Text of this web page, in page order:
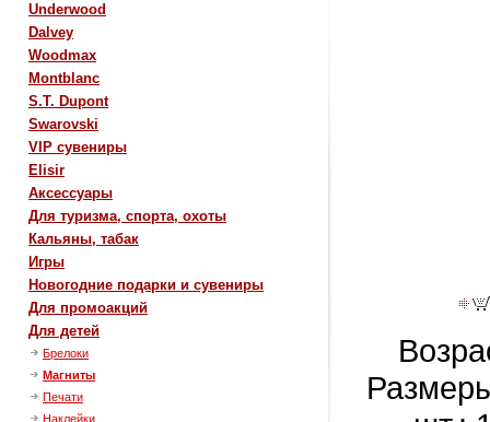
Underwood
Dalvey
Woodmax
Montblanc
S.T. Dupont
Swarovski
VIP сувениры
Elisir
Аксессуары
Для туризма, спорта, охоты
Кальяны, табак
Игры
Новогодние подарки и сувениры
Для промоакций
Для детей
Брелоки
Магниты
Печати
Наклейки